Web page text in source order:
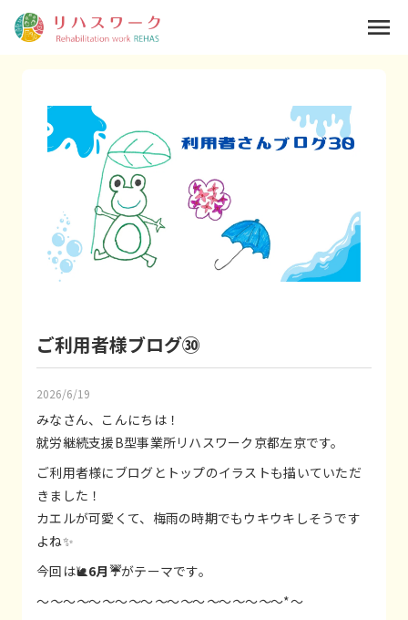
ご利用者様ブログ㉚
2026/6/19
みなさん、こんにちは！
就労継続支援B型事業所リハスワーク京都左京です。
ご利用者様にブログとトップのイラストも描いていただ
きました！
カエルが可愛くて、梅雨の時期でもウキウキしそうです
よね✨
今回は🐌6月☔がテーマです。
～～～～～～～～～～～～～～～～～～～*～
menu